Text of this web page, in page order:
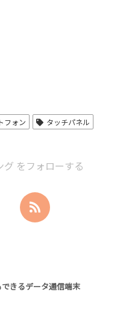
フォン
タッチパネル
をフォローする
きるデータ通信端末